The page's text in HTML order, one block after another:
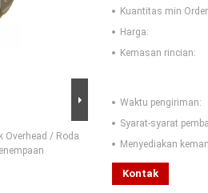
Overhead / Roda
Kuantitas min
Harga:
Kemasan rincian:
Waktu pengiriman:
Syarat-syarat
Menyediakan
Kontak